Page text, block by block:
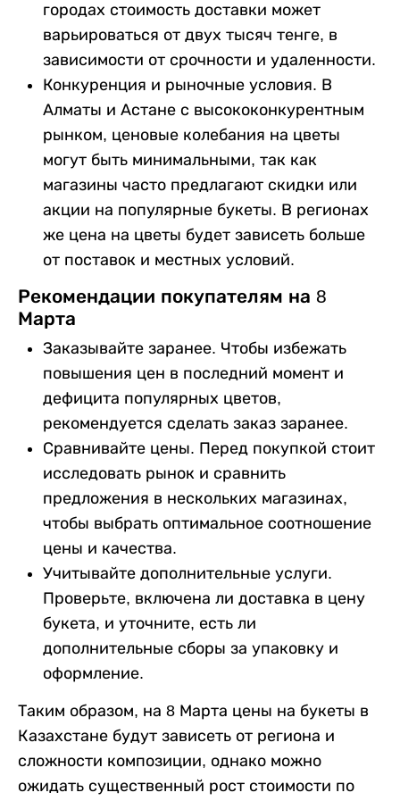
городах стоимость доставки может
варьироваться от двух тысяч тенге, в
зависимости от срочности и удаленности.
Конкуренция и рыночные условия. В
Алматы и Астане с высококонкурентным
рынком, ценовые колебания на цветы
могут быть минимальными, так как
магазины часто предлагают скидки или
акции на популярные букеты. В регионах
же цена на цветы будет зависеть больше
от поставок и местных условий.
Рекомендации покупателям на 8
Марта
Заказывайте заранее. Чтобы избежать
повышения цен в последний момент и
дефицита популярных цветов,
рекомендуется сделать заказ заранее.
Сравнивайте цены. Перед покупкой стоит
исследовать рынок и сравнить
предложения в нескольких магазинах,
чтобы выбрать оптимальное соотношение
цены и качества.
Учитывайте дополнительные услуги.
Проверьте, включена ли доставка в цену
букета, и уточните, есть ли
дополнительные сборы за упаковку и
оформление.
Таким образом, на 8 Марта цены на букеты в
Казахстане будут зависеть от региона и
сложности композиции, однако можно
ожидать существенный рост стоимости по